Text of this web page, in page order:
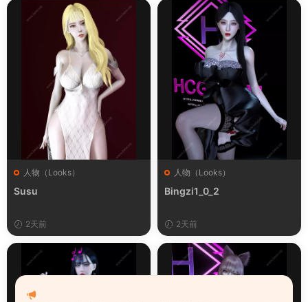
人物（Looks）
Susu
2天前
人物（Looks）
Bingzi1_0_2
2天前